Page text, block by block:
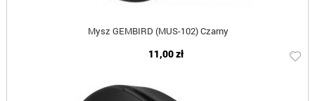
Mysz GEMBIRD (MUS-102) Czarny
11,00 zł